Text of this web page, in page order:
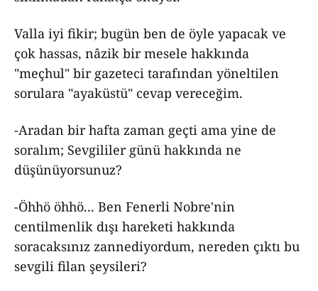
Valla iyi fikir; bugün ben de öyle yapacak ve
çok hassas, nâzik bir mesele hakkında
"meçhul" bir gazeteci tarafından yöneltilen
sorulara "ayaküstü" cevap vereceğim.
-Aradan bir hafta zaman geçti ama yine de
soralım; Sevgililer günü hakkında ne
düşünüyorsunuz?
-Öhhö öhhö... Ben Fenerli Nobre'nin
centilmenlik dışı hareketi hakkında
soracaksınız zannediyordum, nereden çıktı bu
sevgili filan şeysileri?